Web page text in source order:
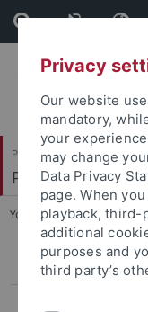
Skip
to
content
Skip
to
footer
Philosophische Fakultät
Philosophisches
You are here: Startseite
Sihan A
Privacy
Our website
mandatory,
your
may change
Data Privacy
page. When
playback, third-
additional
purposes and
third party’s